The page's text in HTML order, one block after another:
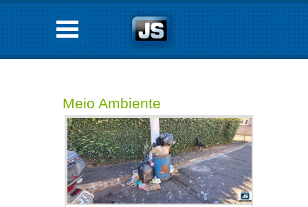
Meio Ambiente